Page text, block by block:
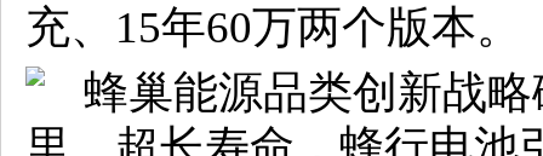
充、15年60万两个版本。